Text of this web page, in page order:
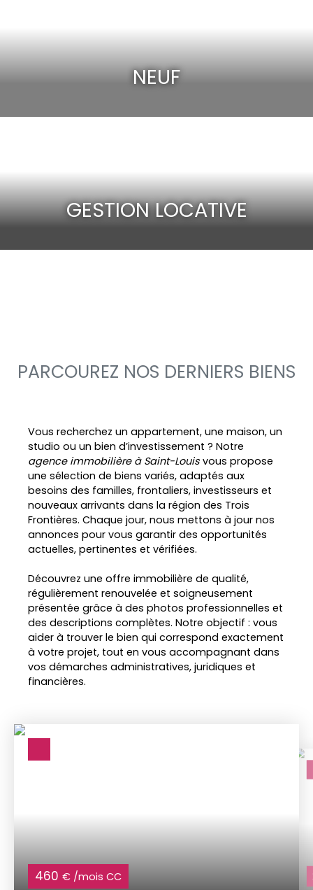
NEUF
GESTION LOCATIVE
PARCOUREZ NOS DERNIERS BIENS
Vous recherchez un appartement, une maison, un
studio ou un bien d’investissement ? Notre
agence immobilière à Saint-Louis vous propose
une sélection de biens variés, adaptés aux
besoins des familles, frontaliers, investisseurs et
nouveaux arrivants dans la région des Trois
Frontières. Chaque jour, nous mettons à jour nos
annonces pour vous garantir des opportunités
actuelles, pertinentes et vérifiées.
Découvrez une offre immobilière de qualité,
régulièrement renouvelée et soigneusement
présentée grâce à des photos professionnelles et
des descriptions complètes. Notre objectif : vous
aider à trouver le bien qui correspond exactement
à votre projet, tout en vous accompagnant dans
vos démarches administratives, juridiques et
financières.
460 € /mois CC